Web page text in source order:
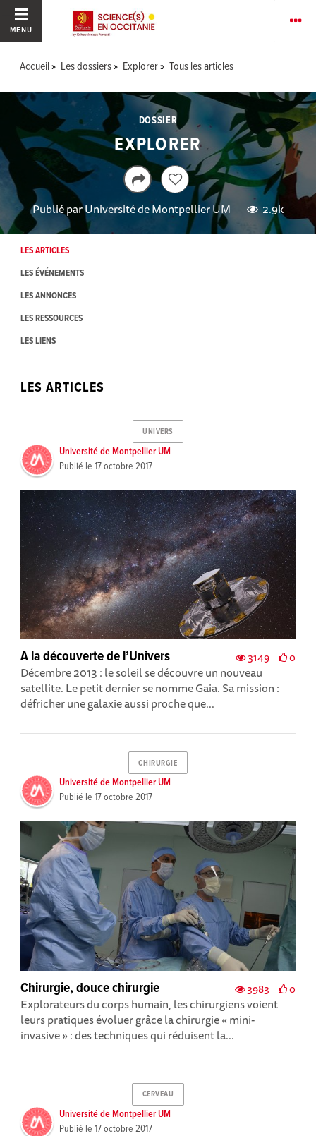
MENU
Accueil Les dossiers Explorer Tous les articles
DOSSIER
EXPLORER
Publié parUniversité de Montpellier UM 2.9k
LES ARTICLES
LES ÉVÉNEMENTS
LES ANNONCES
LES RESSOURCES
LES LIENS
LES ARTICLES
UNIVERS
Université de Montpellier UM
Publié le 17 octobre 2017
3149 0
A la découverte de l’Univers
Décembre 2013 : le soleil se découvre un nouveau
satellite. Le petit dernier se nomme Gaia. Sa mission :
défricher une galaxie aussi proche que...
CHIRURGIE
Université de Montpellier UM
Publié le 17 octobre 2017
3983 0
Chirurgie, douce chirurgie
Explorateurs du corps humain, les chirurgiens voient
leurs pratiques évoluer grâce la chirurgie « mini-
invasive » : des techniques qui réduisent la...
CERVEAU
Université de Montpellier UM
Publié le 17 octobre 2017